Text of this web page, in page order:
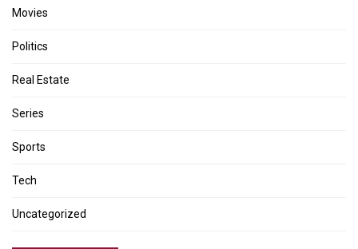
Movies
Politics
Real Estate
Series
Sports
Tech
Uncategorized